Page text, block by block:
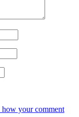
how your comment